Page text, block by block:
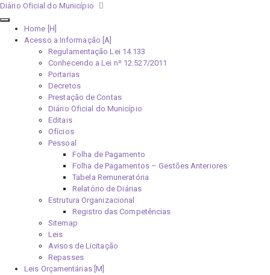
Diário Oficial do Município
Home [H]
Acesso a Informação [A]
Regulamentação Lei 14.133
Conhecendo a Lei nº 12.527/2011
Portarias
Decretos
Prestação de Contas
Diário Oficial do Município
Editais
Ofícios
Pessoal
Folha de Pagamento
Folha de Pagamentos – Gestões Anteriores
Tabela Remuneratória
Relatório de Diárias
Estrutura Organizacional
Registro das Competências
Sitemap
Leis
Avisos de Licitação
Repasses
Leis Orçamentárias [M]